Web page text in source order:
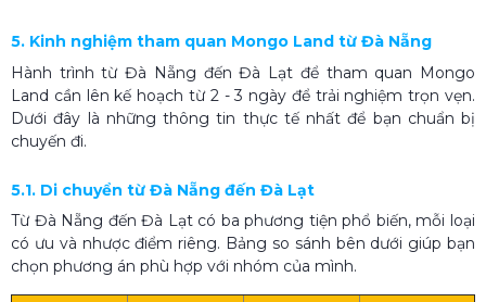
5. Kinh nghiệm tham quan Mongo Land từ Đà Nẵng
Hành trình từ Đà Nẵng đến Đà Lạt để tham quan Mongo
Land cần lên kế hoạch từ 2 - 3 ngày để trải nghiệm trọn vẹn.
Dưới đây là những thông tin thực tế nhất để bạn chuẩn bị
chuyến đi.
5.1. Di chuyển từ Đà Nẵng đến Đà Lạt
Từ Đà Nẵng đến Đà Lạt có ba phương tiện phổ biến, mỗi loại
có ưu và nhược điểm riêng. Bảng so sánh bên dưới giúp bạn
chọn phương án phù hợp với nhóm của mình.